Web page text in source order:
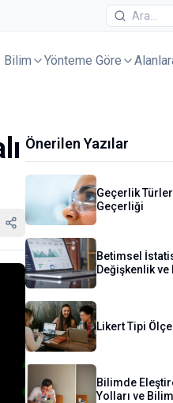
Bilim Yönteme Göre
Önerilen Yazılar
Geçerlik
Geçerliği
Betimsel
Değişkenlik ve
Likert Tipi
Bilimde
Yolları ve